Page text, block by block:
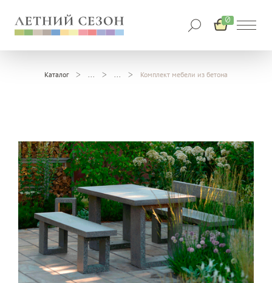
0
Каталог Комплект мебели из бетона